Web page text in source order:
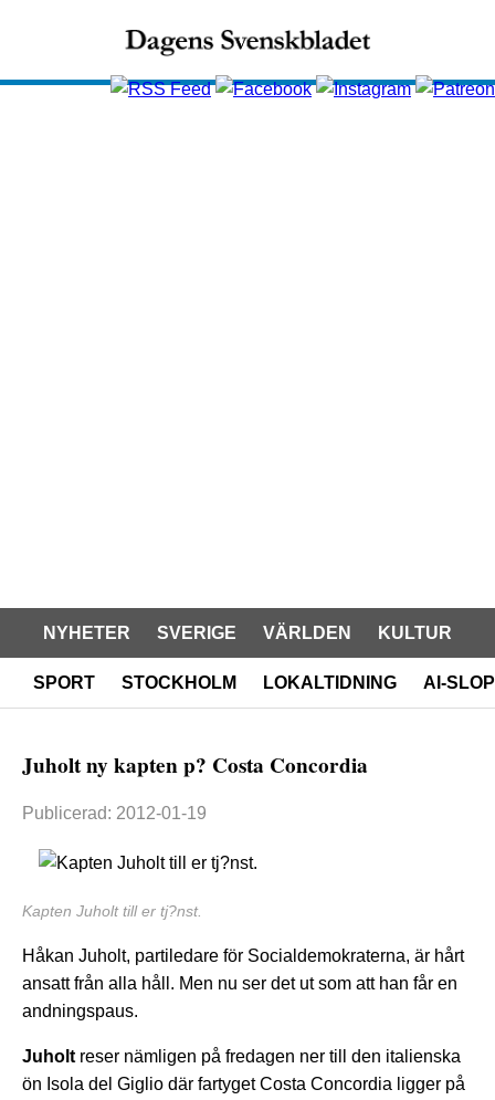
NYHETER SVERIGE VÄRLDEN KULTUR
SPORT STOCKHOLM LOKALTIDNING AI-SLOP
Juholt ny kapten p? Costa Concordia
Publicerad: 2012-01-19
Kapten Juholt till er tj?nst.
Håkan Juholt, partiledare för Socialdemokraterna, är hårt
ansatt från alla håll. Men nu ser det ut som att han får en
andningspaus.
Juholt reser nämligen på fredagen ner till den italienska
ön Isola del Giglio där fartyget Costa Concordia ligger på